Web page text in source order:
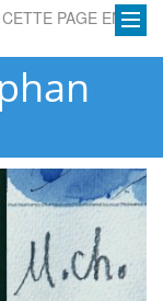
CETTE PAGE EN